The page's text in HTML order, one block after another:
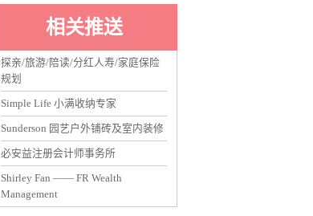
相关推送
探亲/旅游/陪读/分红人寿/家庭保险
规划
Simple Life 小满收纳专家
Sunderson 园艺户外铺砖及室内装修
必安益注册会计师事务所
Shirley Fan —— FR Wealth
Management